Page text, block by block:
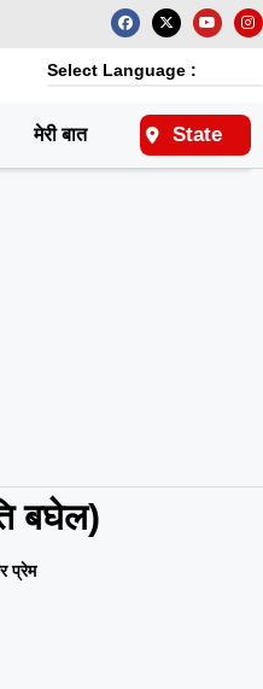
Select Language :
मेरी बात राष्ट्रीय
State
बघेल)
प्रेम